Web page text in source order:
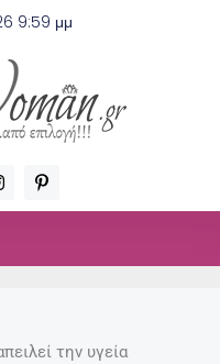
9:59 μμ
P
i
n
pτην υγεία